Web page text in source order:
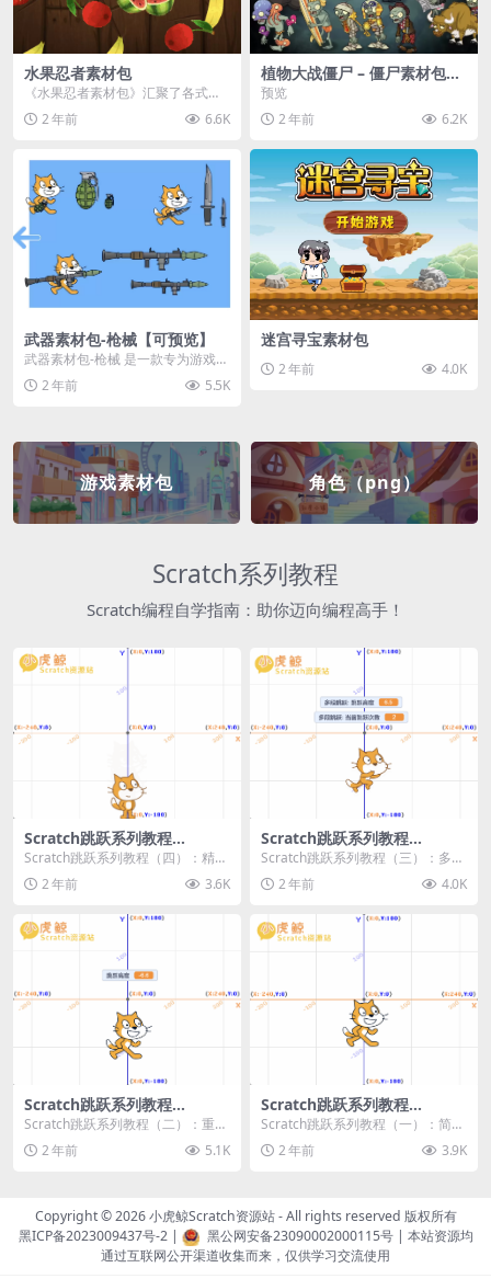
水果忍者素材包
《水果忍者素材包》汇聚了各式鲜
美诱人的水果图像与清脆悦耳的切
割音效，专为追求极致...
2 年前 6.6K
植物大战僵尸 – 僵尸素材包
【可预览】
预览
2 年前
6.2K
武器素材包-枪械【可预览】
武器素材包-枪械 是一款专为游戏开
发者和创作者设计的素材包，包含
多种高质量的枪械...
2 年前 5.5K
迷宫寻宝素材包
2 年前 4.0K
游戏素材包 角色（png）
Scratch系列教程
Scratch编程自学指南：助你迈向编程高手！
Scratch跳跃系列教程
（四）：精准着陆
Scratch跳跃系列教程（四）：精准
着陆 作者：小虎鲸Scratch资源站
... 2 年前 3.6K
Scratch跳跃系列教程
（三）：多段跳跃
Scratch跳跃系列教程（三）：多段
跳跃 作者：小虎鲸Scratch资源站
连...2 年前 4.0K
Scratch跳跃系列教程
（二）：重力跳跃
Scratch跳跃系列教程（二）：重力
跳跃 作者：小虎鲸Scratch资源站
按...2 年前 5.1K
Scratch跳跃系列教程
（一）：简单跳跃
Scratch跳跃系列教程（一）：简单
跳跃 作者：小虎鲸Scratch资源站
按...2 年前 3.9K
Copyright © 2026小虎鲸Scratch资源站- All rights reserved 版权所有
黑ICP备2023009437号-2| 黑公网安备23090002000115号| 本站资源均
通过互联网公开渠道收集而来，仅供学习交流使用